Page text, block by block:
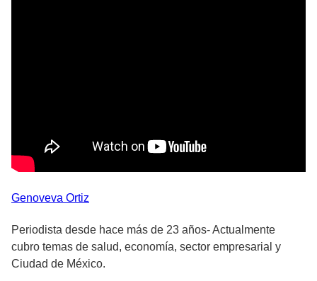
Genoveva Ortiz
Periodista desde hace más de 23 años- Actualmente
cubro temas de salud, economía, sector empresarial y
Ciudad de México.